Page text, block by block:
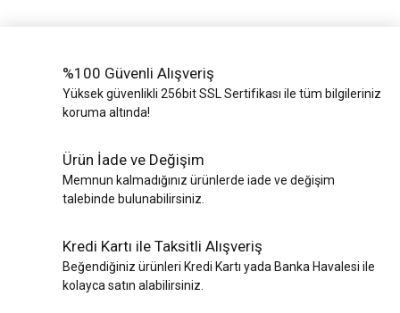
%100 Güvenli Alışveriş
Yüksek güvenlikli 256bit SSL Sertifikası ile tüm bilgileriniz
koruma altında!
Ürün İade ve Değişim
Memnun kalmadığınız ürünlerde iade ve değişim
talebinde bulunabilirsiniz.
Kredi Kartı ile Taksitli Alışveriş
Beğendiğiniz ürünleri Kredi Kartı yada Banka Havalesi ile
kolayca satın alabilirsiniz.